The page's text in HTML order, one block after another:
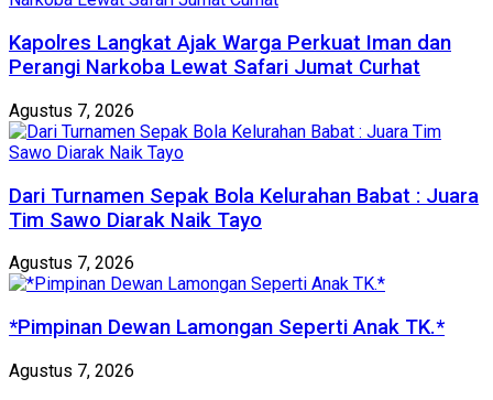
Kapolres Langkat Ajak Warga Perkuat Iman dan
Perangi Narkoba Lewat Safari Jumat Curhat
Agustus 7, 2026
Dari Turnamen Sepak Bola Kelurahan Babat : Juara
Tim Sawo Diarak Naik Tayo
Agustus 7, 2026
*Pimpinan Dewan Lamongan Seperti Anak TK.*
Agustus 7, 2026